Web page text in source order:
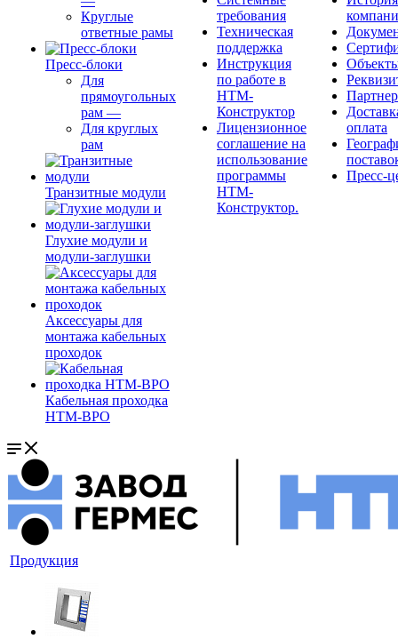
Круглые
ответные рамы
Пресс-блоки
Для
прямоугольных
рам —
Для круглых
рам
Транзитные модули
Глухие модули и
модули-заглушки
Аксессуары для
монтажа кабельных
проходок
Кабельная проходка
НТМ-ВРО
требования
Техническая
поддержка
Инструкция
по работе в
НТМ-
Конструктор
Лицензионное
соглашение на
использование
программы
НТМ-
Конструктор.
оплата
Пресс-
Продукция